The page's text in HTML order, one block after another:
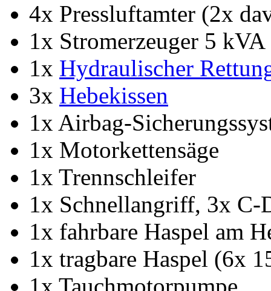
4x Pressluftamter (2x
1x Stromerzeuger 5 kVA
1x Hydraulischer
3x Hebekissen
1x Airbag-
1x Motorkettensäge
1x Trennschleifer
1x Schnellangriff, 3x C-
1x fahrbare Haspel am
1x tragbare Haspel (6x